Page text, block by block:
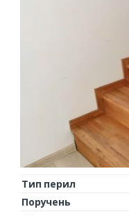
Тип перил
Поручень